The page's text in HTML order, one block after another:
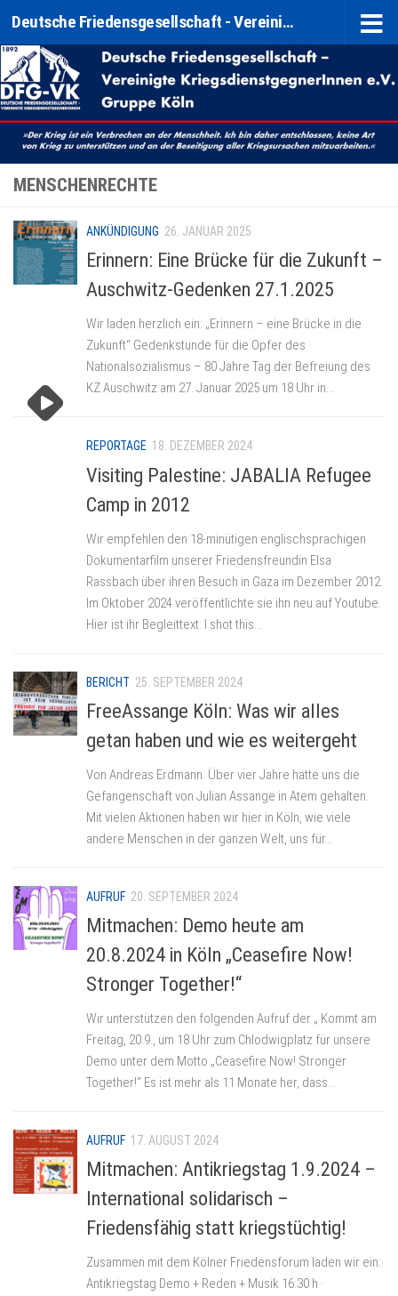
Zum Inhalt springen Deutsche Friedensgesellschaft - Vereinigte KriegsdienstgegnerInnen e. V. (DFG-VK) Gruppe Köln
MENSCHENRECHTE
ANKÜNDIGUNG 26. JANUAR 2025
Erinnern: Eine Brücke für die Zukunft –
Auschwitz-Gedenken 27.1.2025
Wir laden herzlich ein: „Erinnern – eine Brücke in die
Zukunft“ Gedenkstunde für die Opfer des
Nationalsozialismus – 80 Jahre Tag der Befreiung des
KZ Auschwitz am 27. Januar 2025 um 18 Uhr in...
REPORTAGE 18. DEZEMBER 2024
Visiting Palestine: JABALIA Refugee
Camp in 2012
Wir empfehlen den 18-minütigen englischsprachigen
Dokumentarfilm unserer Friedensfreundin Elsa
Rassbach über ihren Besuch in Gaza im Dezember 2012.
Im Oktober 2024 veröffentlichte sie ihn neu auf Youtube.
Hier ist ihr Begleittext: I shot this...
BERICHT 25. SEPTEMBER 2024
FreeAssange Köln: Was wir alles
getan haben und wie es weitergeht
Von Andreas Erdmann. Über vier Jahre hatte uns die
Gefangenschaft von Julian Assange in Atem gehalten.
Mit vielen Aktionen haben wir hier in Köln, wie viele
andere Menschen in der ganzen Welt, uns für...
AUFRUF 20. SEPTEMBER 2024
Mitmachen: Demo heute am
20.8.2024 in Köln „Ceasefire Now!
Stronger Together!“
Wir unterstützen den folgenden Aufruf der „ Kommt am
Freitag, 20.9., um 18 Uhr zum Chlodwigplatz für unsere
Demo unter dem Motto „Ceasefire Now! Stronger
Together!“ Es ist mehr als 11 Monate her, dass...
AUFRUF 17. AUGUST 2024
Mitmachen: Antikriegstag 1.9.2024 –
International solidarisch –
Friedensfähig statt kriegstüchtig!
Zusammen mit dem Kölner Friedensforum laden wir ein:
Antikriegstag Demo + Reden + Musik 16:30 h ·